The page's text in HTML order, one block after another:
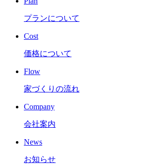
プランについて
Cost
価格について
Flow
家づくりの流れ
Company
会社案内
News
お知らせ